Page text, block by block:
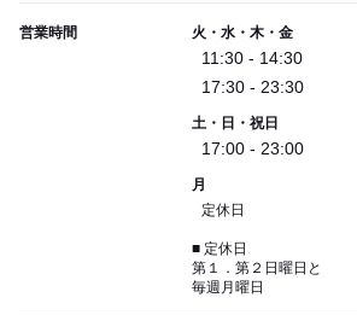
営業時間 火・水・木・金
11:30 - 14:30
17:30 - 23:30
土・日・祝日
17:00 - 23:00
月
定休日
■ 定休日
第１．第２日曜日と
毎週月曜日